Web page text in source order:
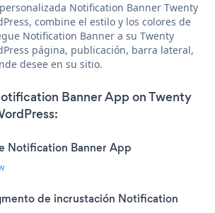
Notification Banner Twenty
combine el estilo y los colores de
Notification Banner a su Twenty
página, publicación, barra lateral,
desee en su sitio.
Banner App on Twenty
Notification Banner App
de incrustación Notification